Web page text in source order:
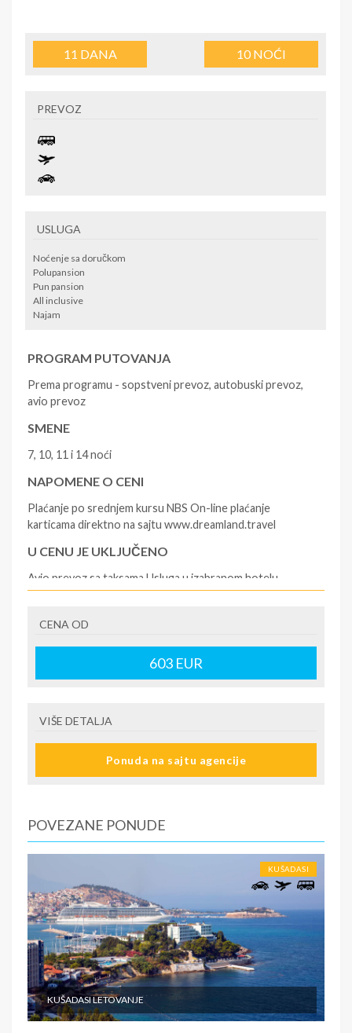
11 DANA 10NOĆI
PREVOZ
USLUGA
Noćenje sa doručkom
Polupansion
Pun pansion
All inclusive
Najam
PROGRAM PUTOVANJA
Prema programu - sopstveni prevoz, autobuski prevoz,
avio prevoz
SMENE
7, 10, 11 i 14 noći
NAPOMENE O CENI
Plaćanje po srednjem kursu NBS On-line plaćanje
karticama direktno na sajtu www.dreamland.travel
U CENU JE UKLJUČENO
Avio prevoz sa taksama Usluga u izabranom hotelu
Transferi na destinaciji Vodičv
U CENU NIJE UKLJUČENO
Putno osiguranje Fakultativni izleti Individualni troškovi
CENA OD
603 EUR
VIŠE DETALJA
Ponuda na sajtu agencije
POVEZANE PONUDE
KUŠADASI
KUŠADASI LETOVANJE